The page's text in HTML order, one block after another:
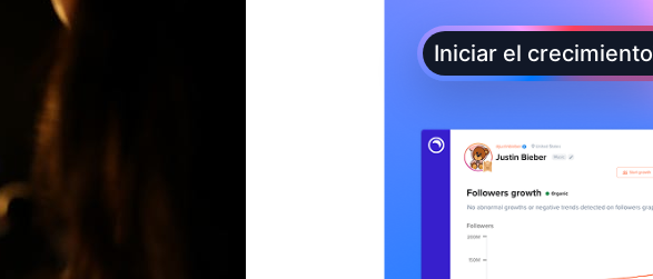
Iniciar el crecimiento